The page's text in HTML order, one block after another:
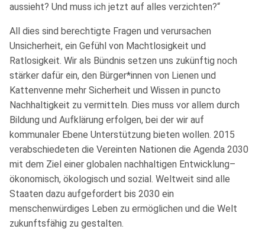
aussieht? Und muss ich jetzt auf alles verzichten?“
All dies sind berechtigte Fragen und verursachen
Unsicherheit, ein Gefühl von Machtlosigkeit und
Ratlosigkeit. Wir als Bündnis setzen uns zukünftig noch
stärker dafür ein, den Bürger*innen von Lienen und
Kattenvenne mehr Sicherheit und Wissen in puncto
Nachhaltigkeit zu vermitteln. Dies muss vor allem durch
Bildung und Aufklärung erfolgen, bei der wir auf
kommunaler Ebene Unterstützung bieten wollen. 2015
verabschiedeten die Vereinten Nationen die Agenda 2030
mit dem Ziel einer globalen nachhaltigen Entwicklung–
ökonomisch, ökologisch und sozial. Weltweit sind alle
Staaten dazu aufgefordert bis 2030 ein
menschenwürdiges Leben zu ermöglichen und die Welt
zukunftsfähig zu gestalten.